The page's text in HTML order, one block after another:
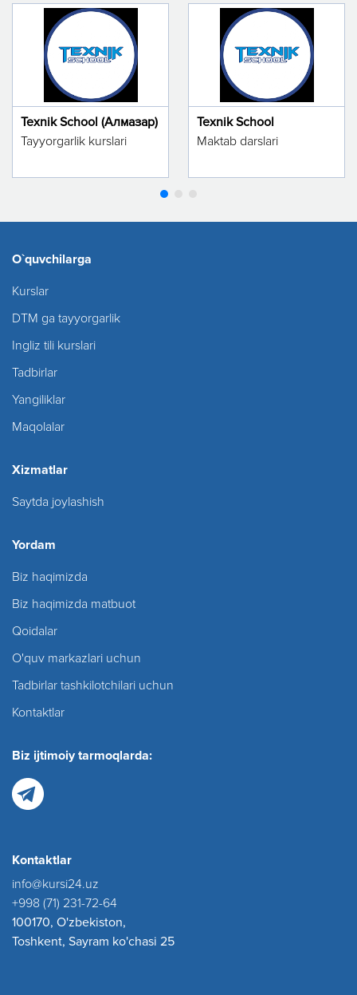
Texnik School (Алмазар)
Tayyorgarlik kurslari
Texnik School
Maktab darslari
O`quvchilarga
Kurslar
DTM ga tayyorgarlik
Ingliz tili kurslari
Tadbirlar
Yangiliklar
Maqolalar
Xizmatlar
Saytda joylashish
Yordam
Biz haqimizda
Biz haqimizda matbuot
Qoidalar
O'quv markazlari uchun
Tadbirlar tashkilotchilari uchun
Kontaktlar
Biz ijtimoiy tarmoqlarda:
Kontaktlar
info@kursi24.uz
+998 (71) 231-72-64
100170, O'zbekiston,
Toshkent, Sayram ko'chasi 25